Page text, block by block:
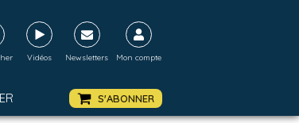
Vidéos Newsletters Mon compte
S'ABONNER